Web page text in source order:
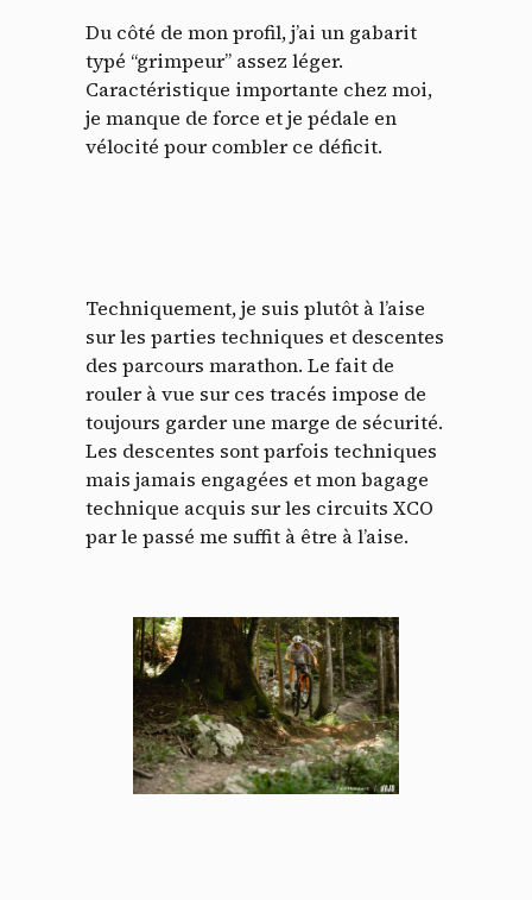
Du côté de mon profil, j’ai un gabarit
typé “grimpeur” assez léger.
Caractéristique importante chez moi,
je manque de force et je pédale en
vélocité pour combler ce déficit.
Techniquement, je suis plutôt à l’aise
sur les parties techniques et descentes
des parcours marathon. Le fait de
rouler à vue sur ces tracés impose de
toujours garder une marge de sécurité.
Les descentes sont parfois techniques
mais jamais engagées et mon bagage
technique acquis sur les circuits XCO
par le passé me suffit à être à l’aise.